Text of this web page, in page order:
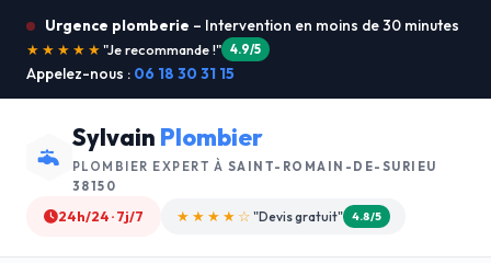
Urgence plomberie – Intervention en moins de 30 minutes
★★★★★"Service ultra rapide !" 5.0/5
Appelez-nous : 06 18 30 31 15
Sylvain Plombier
PLOMBIER EXPERT À SAINT-ROMAIN-DE-SURIEU
38150
24h/24 · 7j/7 ★★★★☆ "Devis gratuit" 4.8/5